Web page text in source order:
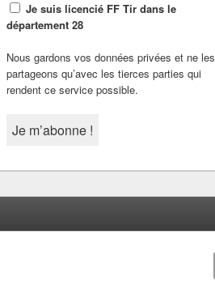
Je suis licencié FF Tir dans le
département 28
Nous gardons vos données privées et ne les
partageons qu’avec les tierces parties qui
rendent ce service possible.